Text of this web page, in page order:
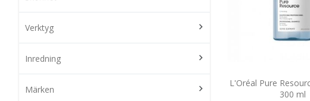
Verktyg
Inredning
Märken
L'Oréal Pure
300 ml